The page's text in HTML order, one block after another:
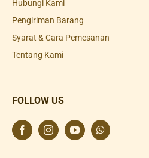
Hubungi Kami
Pengiriman Barang
Syarat & Cara Pemesanan
Tentang Kami
FOLLOW US